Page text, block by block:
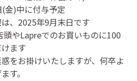
金)中に付与予定
、2025年9月末日です
やLapreでのお買いものに100
ます
をお掛けいたしますが、何卒よ
す。